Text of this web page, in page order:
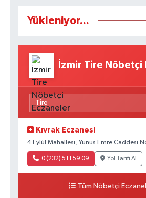
Yükleniyor...
İzmir Tire Nöbetçi
Kıvrak Eczanesi
4 Eylül Mahallesi, Yunus Emre Caddesi
0 (232) 511 59 09 Yol Tarifi Al
Tüm Nöbetçi